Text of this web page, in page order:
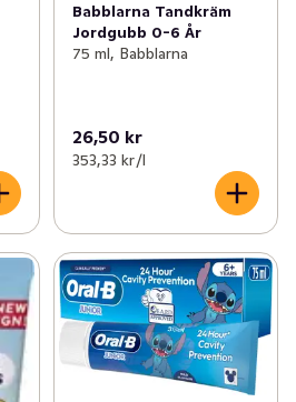
Babblarna Tandkräm
Jordgubb 0-6 År
75 ml, Babblarna
26,50 kr
353,33 kr /l